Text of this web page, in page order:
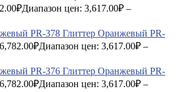
₽Диапазон цен: 3,617.00₽ –
Глиттер Оранжевый PR-
6,782.00₽Диапазон цен: 3,617.00₽ –
Глиттер Оранжевый PR-
6,782.00₽Диапазон цен: 3,617.00₽ –